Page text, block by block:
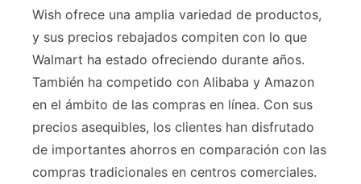
Wish ofrece una amplia variedad de productos,
y sus precios rebajados compiten con lo que
Walmart ha estado ofreciendo durante años.
También ha competido con Alibaba y Amazon
en el ámbito de las compras en línea. Con sus
precios asequibles, los clientes han disfrutado
de importantes ahorros en comparación con las
compras tradicionales en centros comerciales.